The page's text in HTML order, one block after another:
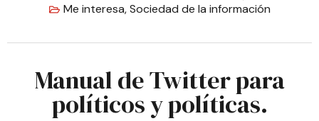
Me interesa,Sociedad de la información
Manual de Twitter para
políticos y políticas.